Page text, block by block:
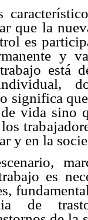
que la
es
y
está
individual,
significa
vida sino
y en la
es
de